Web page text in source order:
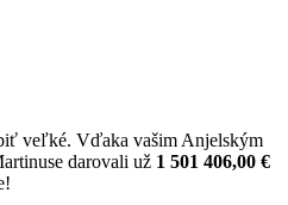
veľké. Vďaka vašim Anjelským
darovali už 1 501 406,00 €